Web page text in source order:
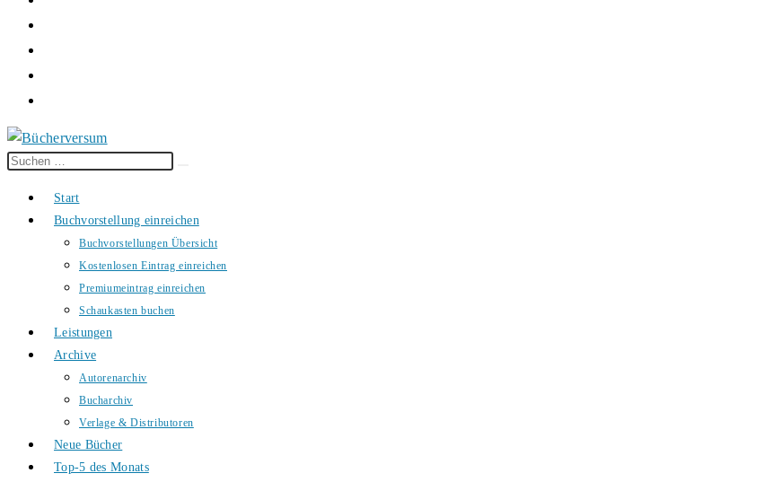
Diese
durchsuchen
Start
Buchvorstellung einreichen
Buchvorstellungen Übersicht
Kostenlosen Eintrag einreichen
Premiumeintrag einreichen
Schaukasten buchen
Leistungen
Archive
Autorenarchiv
Bucharchiv
Verlage & Distributoren
Neue Bücher
Top-5 des Monats